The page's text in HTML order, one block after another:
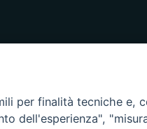
12.00
per finalità tecniche e,
dell'esperienza",